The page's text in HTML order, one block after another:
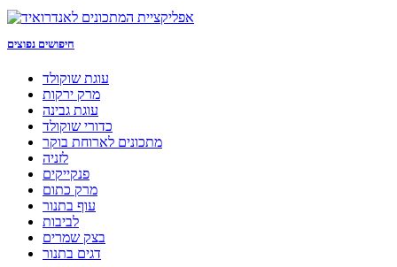
חיפושים נפוצים
עוגת שוקולד
מרק ירקות
עוגת גבינה
כדורי שוקולד
מתכונים לארוחת בוקר
לזניה
פנקייקים
מרק כתום
עוף בתנור
לביבות
בצק שמרים
דגים בתנור